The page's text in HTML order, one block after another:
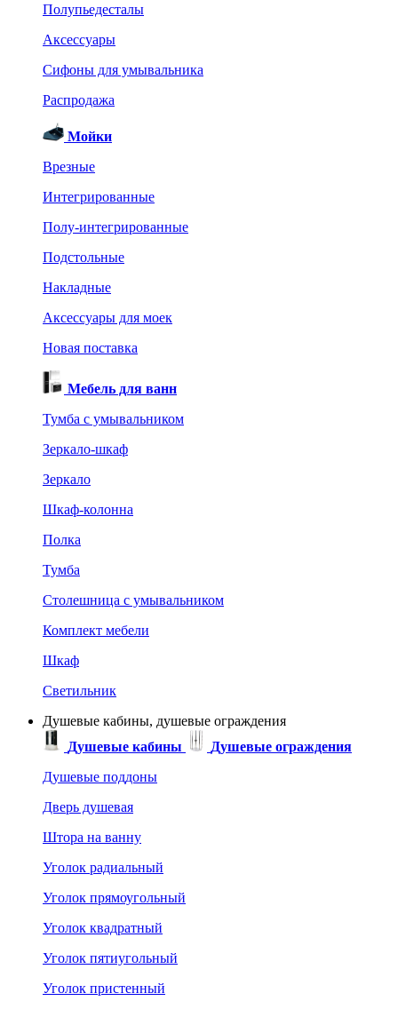
Полупьедесталы
Аксессуары
Сифоны для умывальника
Распродажа
Мойки
Врезные
Интегрированные
Полу-интегрированные
Подстольные
Накладные
Аксессуары для моек
Новая поставка
Мебель для ванн
Тумба с умывальником
Зеркало-шкаф
Зеркало
Шкаф-колонна
Полка
Тумба
Столешница с умывальником
Комплект мебели
Шкаф
Светильник
Душевые кабины, душевые ограждения
Душевые кабины
Душевые ограждения
Душевые поддоны
Дверь душевая
Штора на ванну
Уголок радиальный
Уголок прямоугольный
Уголок квадратный
Уголок пятиугольный
Уголок пристенный